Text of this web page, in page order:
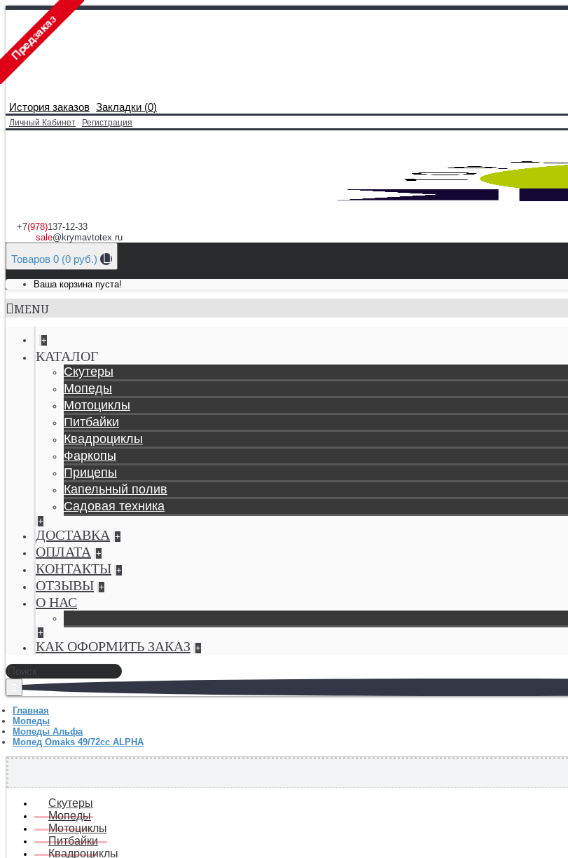
История заказов Закладки (0)
Личный Кабинет Регистрация
+7(978)137-12-33
sale@krymavtotex.ru
Товаров 0 (0 руб.)
Ваша корзина пуста!
MENU
+
КАТАЛОГ
Скутеры
Мопеды
Мотоциклы
Питбайки
Квадроциклы
Фаркопы
Прицепы
Капельный полив
Садовая техника
+
ДОСТАВКА +
ОПЛАТА +
КОНТАКТЫ +
ОТЗЫВЫ +
О НАС
+
КАК ОФОРМИТЬ ЗАКАЗ +
Главная
Мопеды
Мопеды Альфа
Мопед Omaks 49/72сс ALPHA
Скутеры
Мопеды
Мотоциклы
Питбайки
Квадроциклы